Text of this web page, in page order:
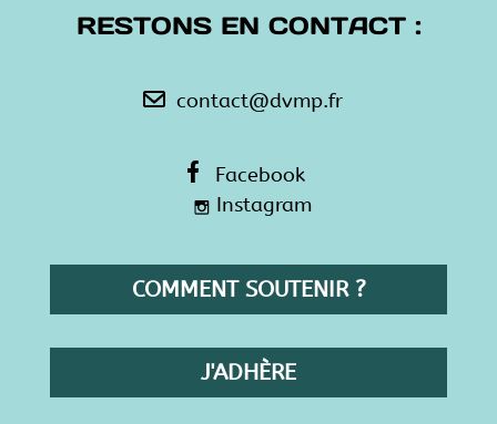
RESTONS EN CONTACT :
contact@dvmp.fr
Facebook
Instagram
COMMENT SOUTENIR ?
J'ADHÈRE